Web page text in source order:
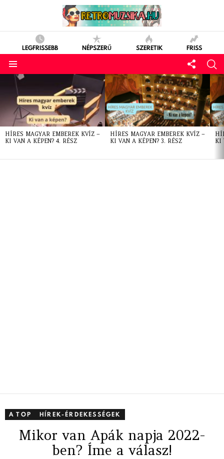
LEGFRISSEBB NÉPSZERŰ SZERETIK FRISS
LATEST
STORIES
HÍRES MAGYAR EMBEREK KVÍZ –
KI VAN A KÉPEN? 4. RÉSZ
HÍRES MAGYAR EMBEREK KVÍZ –
KI VAN A KÉPEN? 3. RÉSZ
KI
A TOP HÍREK-ÉRDEKESSÉGEK
Mikor van Apák napja 2022-
ben? Íme a válasz!